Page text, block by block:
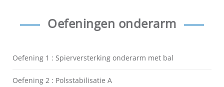
Oefeningen onderarm
Oefening 1 : Spierversterking onderarm met bal
Oefening 2 : Polsstabilisatie A